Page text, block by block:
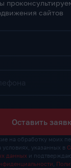
сайтов
Оставить
на обработку моих
условиях, указанных в
данных и